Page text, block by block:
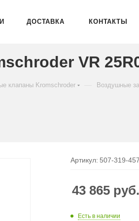
ДОСТАВКА КОНТАКТЫ
VR
клапаны Kromschroder Воздушные
Артикул: 507-319-457
43 865 руб.
Есть в наличии